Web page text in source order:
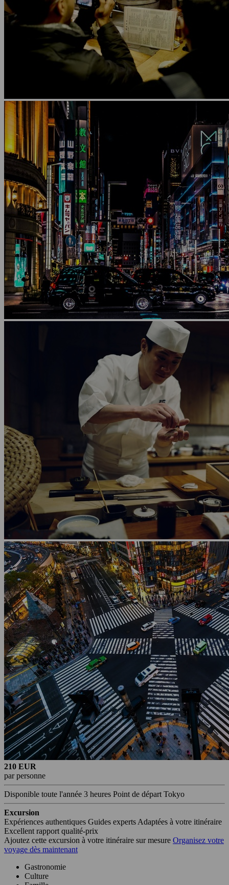
210 EUR
par personne
Disponible toute l'année 3 heures Point de départ Tokyo
Excursion
Expériences authentiques Guides experts Adaptées à votre itinéraire
Excellent rapport qualité-prix
Ajoutez cette excursion à votre itinéraire sur mesure Organisez votre
voyage dès maintenant
Gastronomie
Culture